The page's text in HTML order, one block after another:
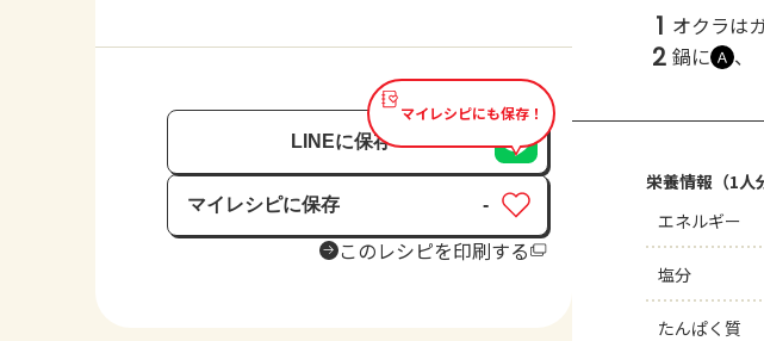
マイレシピにも保存！
LINEに保存
マイレシピに保存
保存済み
-
このレシピを印刷する
1 オクラは
2 鍋に Ａ 、
栄養情報（1人
エネルギー
塩分
たんぱく質